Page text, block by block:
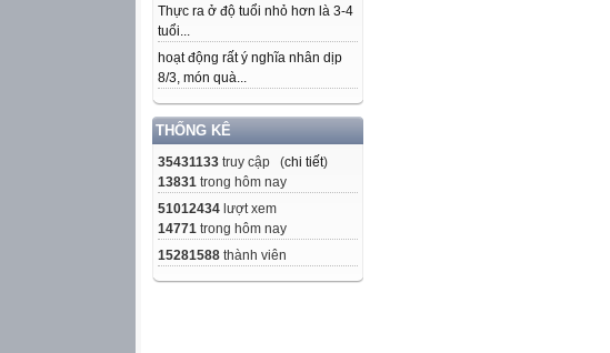
Thực ra ở độ tuổi nhỏ hơn là 3-4
tuổi...
hoạt động rất ý nghĩa nhân dịp
8/3, món quà...
THỐNG KÊ
35431133 truy cập (chi tiết)
13831 trong hôm nay
51012434 lượt xem
14771 trong hôm nay
15281588 thành viên